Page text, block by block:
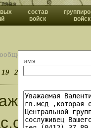
состав
войск
войск
имя
19 20